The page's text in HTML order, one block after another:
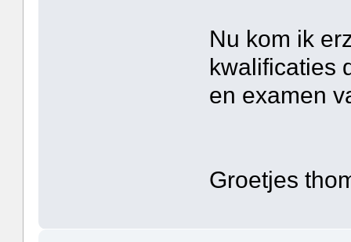
Nu kom ik
kwalificaties
en examen
Groetjes